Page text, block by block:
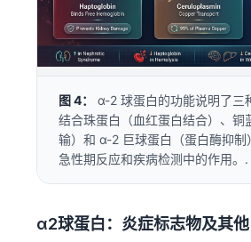
图 4：
α-2 球蛋白的功能说明了三
结合珠蛋白（血红蛋白结合）、铜
输）和 α-2 巨球蛋白（蛋白酶抑制
急性期反应和疾病检测中的作用。.
α2球蛋白：炎症标志物及其他